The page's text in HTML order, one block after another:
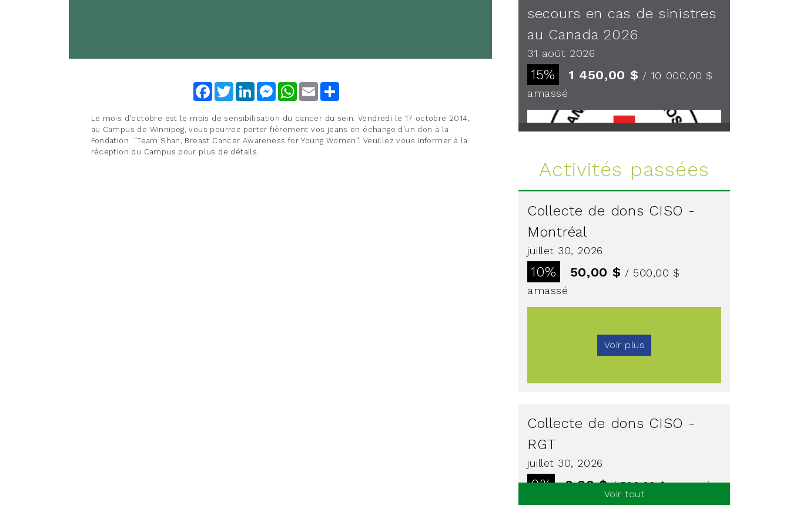
FacebookTwitterLinkedInMessengerWhatsApp
Email
Le mois d'octobre est le mois de sensibilisation du cancer du sein. Vendredi le 17 octobre 2014,
au Campus de Winnipeg, vous pourrez porter fièrement vos jeans en échange d'un don à la
Fondation "Team Shan, Breast Cancer Awareness for Young Women". Veuillez vous informer à la
réception du Campus pour plus de détails.
secours en cas de sinistres
au Canada 2026
31 août 2026
15% 1 450,00 $ / 10 000,00 $
amassé
Activités passées
Collecte de dons CISO -
Montréal
juillet 30, 2026
10% 50,00 $ / 500,00 $
amassé
Voir plus
Collecte de dons CISO -
RGT
juillet 30, 2026
0% 0,00 $/ 500,00 $amassé
Voir tout